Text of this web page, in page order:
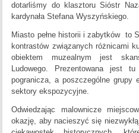
dotarliśmy do klasztoru Sióstr
kardynała Stefana Wyszyńskiego.
Miasto pełne historii i zabytków to
kontrastów związanych różnicami
obiektem muzealnym jest
Ludowego. Prezentowana jest
pogranicza, a poszczególne grupy
sektory ekspozycyjne.
Odwiedzając malownicze
okazję, aby nacieszyć się